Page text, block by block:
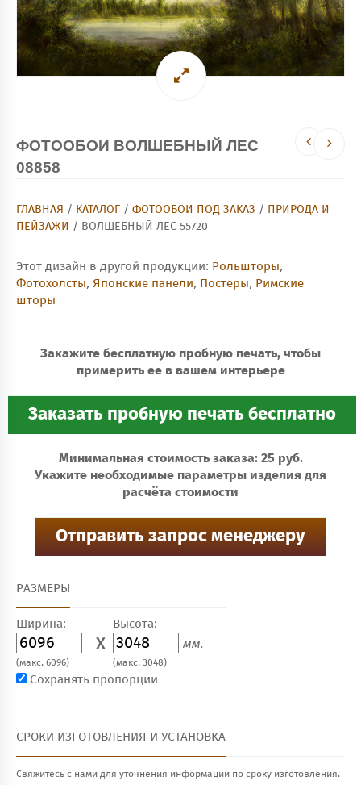
ФОТООБОИ ВОЛШЕБНЫЙ ЛЕС
08858
ГЛАВНАЯ / КАТАЛОГ / ФОТООБОИ ПОД ЗАКАЗ /
ПРИРОДА И
ПЕЙЗАЖИ / ВОЛШЕБНЫЙ ЛЕС 55720
Этот дизайн в другой продукции: Рольшторы,
Фотохолсты, Японские панели, Постеры, Римские
шторы
Закажите бесплатную пробную печать, чтобы
примерить ее в вашем интерьере
Минимальная стоимость заказа: 25 руб.
Укажите необходимые параметры изделия для
расчёта стоимости
РАЗМЕРЫ
Ширина:
X
(макс. 6096)
Высота:
мм.
(макс. 3048)
Сохранять пропорции
СРОКИ ИЗГОТОВЛЕНИЯ И УСТАНОВКА
Свяжитесь с нами для уточнения информации по сроку изготовления.